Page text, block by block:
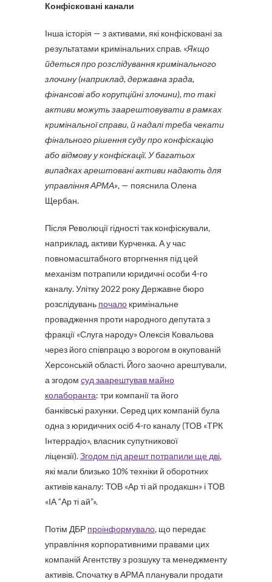
Конфісковані канали
Інша історія — з активами, які конфісковані за
результатами кримінальних справ. «Якщо
йдеться про розслідування кримінального
злочину (наприклад, державна зрада,
фінансові або корупційні злочини), то такі
активи можуть заарештовувати в рамках
кримінальної справи, й надалі треба чекати
фінального рішення суду про конфіскацію
або відмову у конфіскації. У багатьох
випадках арештовані активи надають для
управління АРМА», — пояснила Олена
Щербан.
Після Революції гідності так конфіскували,
наприклад, активи Курченка. А у час
повномасштабного вторгнення під цей
механізм потрапили юридичні особи 4-го
каналу. Улітку 2022 року Державне бюро
розслідувань почало кримінальне
провадження проти народного депутата з
фракції «Слуга народу» Олексія Ковальова
через його співпрацю з ворогом в окупованій
Херсонській області. Його заочно арештували,
а згодом суд заарештував майно
колаборанта: три компанії та його
банківські рахунки. Серед цих компаній була
одна з юридичних осіб 4-го каналу (ТОВ «ТРК
Інтеррадіо», власник супутникової
ліцензії).Згодом під арешт потрапили ще дві,
які мали близько 10% техніки й оборотних
активів каналу: ТОВ «Ар ті ай продакшн» і ТОВ
«ІА “Ар ті ай”».
Потім ДБР проінформувало, що передає
управління корпоративними правами цих
компаній Агентству з розшуку та менеджменту
активів. Спочатку в АРМА планували продати